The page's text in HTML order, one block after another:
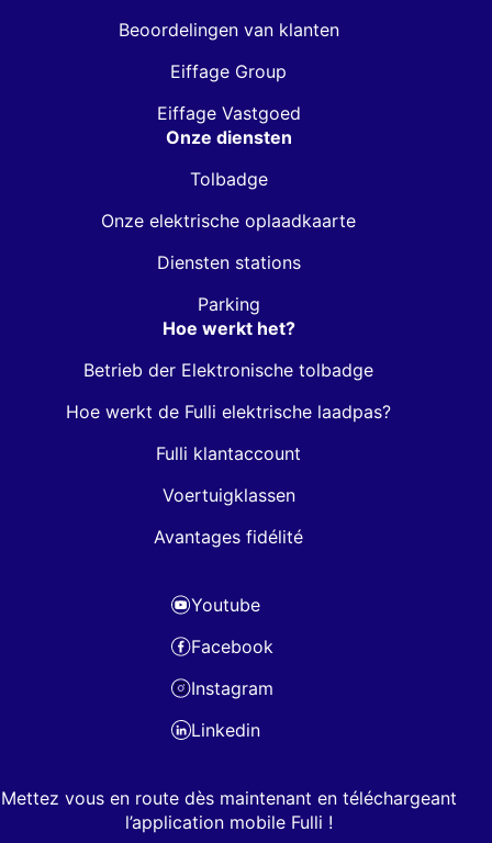
Mettez vous en route dès maintenant en téléchargeant
l’application mobile Fulli !
Beoordelingen van klanten
Eiffage Group
Eiffage Vastgoed
Onze diensten
Tolbadge
Onze elektrische oplaadkaarte
Diensten stations
Parking
Hoe werkt het?
Betrieb der Elektronische tolbadge
Hoe werkt de Fulli elektrische laadpas?
Fulli klantaccount
Voertuigklassen
Avantages fidélité
Youtube
Facebook
Instagram
Linkedin